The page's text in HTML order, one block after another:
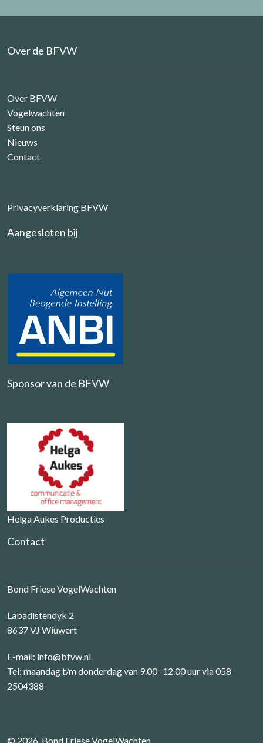
Over de BFVW
Over BFVW
Vogelwachten
Steun ons
Nieuws
Contact
Privacyverklaring BFVW
Aangesloten bij
Sponsor van de BFVW
Helga Aukes Producties
Contact
Bond Friese VogelWachten
Labadistendyk 2
8637 VJ Wiuwert
E-mail: info@bfvw.nl
Tel: maandag t/m donderdag van 9.00 -12.00 uur via 058
2504388
© 2026, Bond Friese VogelWachten